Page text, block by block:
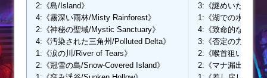
2:《島/Island》
4:《霧深い雨林/Misty Rainforest》
2:《神秘の聖域/Mystic Sanctuary》
4:《汚染された三角州/Polluted Delta》
1:《涙の川/River of Tears》
2:《冠雪の島/Snow-Covered Island》
3:《謎めいた命令/
1:《湖での水難/
4:《致命的な一押
3:《否定の力/
2:《喉首狙い/Go
2:《マナ漏出/Mana